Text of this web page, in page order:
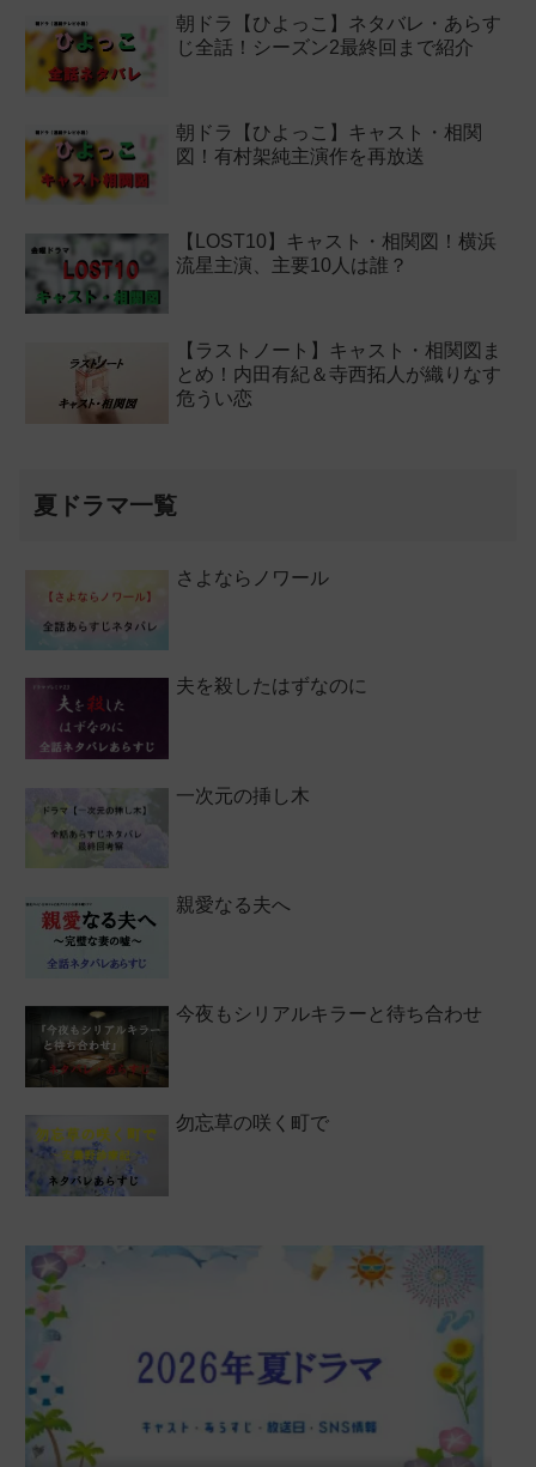
朝ドラ【ひよっこ】ネタバレ・あらす
じ全話！シーズン2最終回まで紹介
朝ドラ【ひよっこ】キャスト・相関
図！有村架純主演作を再放送
【LOST10】キャスト・相関図！横浜
流星主演、主要10人は誰？
【ラストノート】キャスト・相関図ま
とめ！内田有紀＆寺西拓人が織りなす
危うい恋
夏ドラマ一覧
さよならノワール
夫を殺したはずなのに
一次元の挿し木
親愛なる夫へ
今夜もシリアルキラーと待ち合わせ
勿忘草の咲く町で